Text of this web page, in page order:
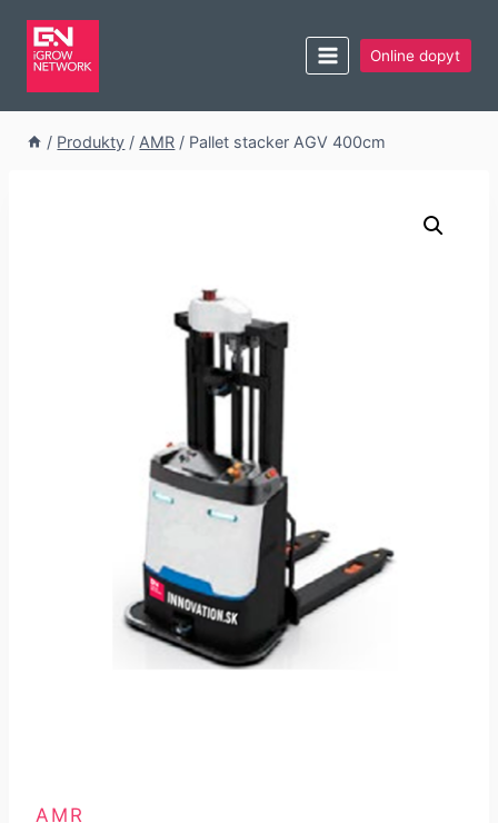
Online dopyt
/ Produkty / AMR / Pallet stacker AGV 400cm
AMR